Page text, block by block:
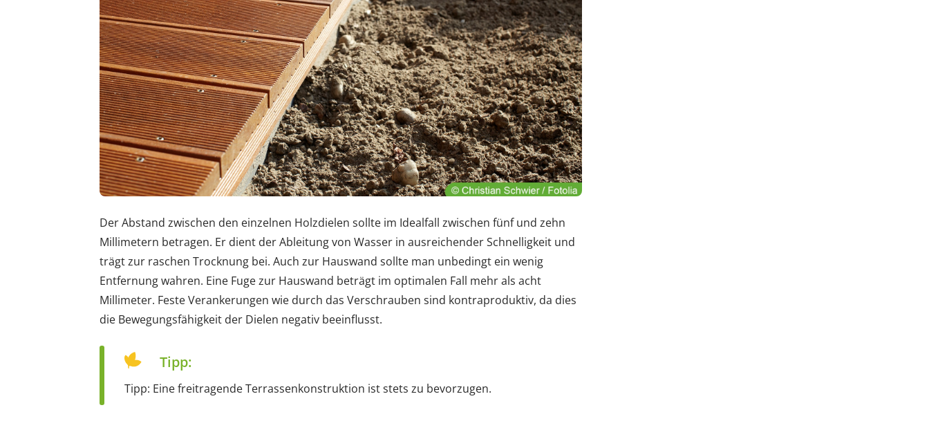
Der Abstand zwischen den einzelnen Holzdielen sollte im Idealfall zwischen fünf und zehn
Millimetern betragen. Er dient der Ableitung von Wasser in ausreichender Schnelligkeit und
trägt zur raschen Trocknung bei. Auch zur Hauswand sollte man unbedingt ein wenig
Entfernung wahren. Eine Fuge zur Hauswand beträgt im optimalen Fall mehr als acht
Millimeter. Feste Verankerungen wie durch das Verschrauben sind kontraproduktiv, da dies
die Bewegungsfähigkeit der Dielen negativ beeinflusst.
Tipp:
Tipp: Eine freitragende Terrassenkonstruktion ist stets zu bevorzugen.